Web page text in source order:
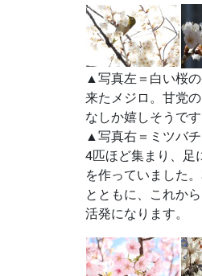
▲写真左＝白い桜
来たメジロ。甘党
なしか嬉しそうです
▲写真右＝ミツバ
4匹ほど集まり、足
を作っていました
とともに、これか
活発になります。